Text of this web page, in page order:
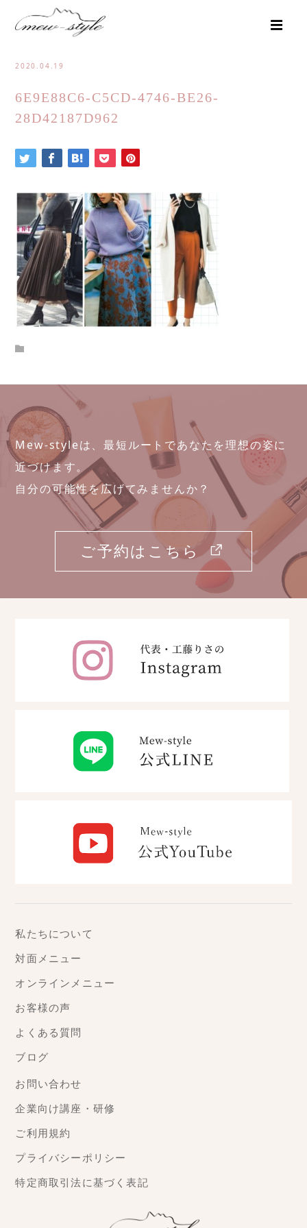
2020.04.19
6E9E88C6-C5CD-4746-BE26-
28D42187D962
Mew-styleは、最短ルートであなたを理想の姿に
近づけます。
自分の可能性を広げてみませんか？
ご予約はこちら
私たちについて
対面メニュー
オンラインメニュー
お客様の声
よくある質問
ブログ
お問い合わせ
企業向け講座・研修
ご利用規約
プライバシーポリシー
特定商取引法に基づく表記